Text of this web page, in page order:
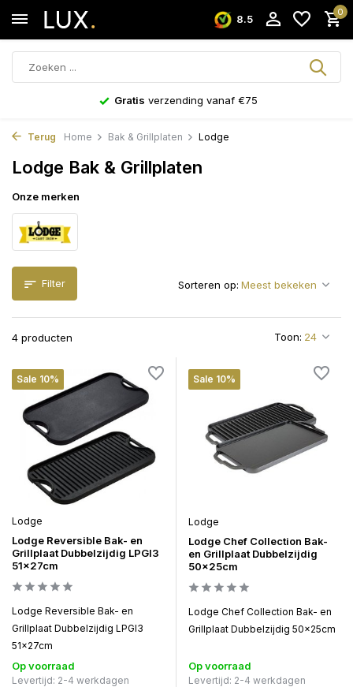
8.5
0
Gratis verzending vanaf €75
Terug Home Bak & Grillplaten Lodge
Lodge Bak & Grillplaten
Onze merken
Filter
4 producten Toon:
Sorteren op:
Sale 10%
Lodge
Lodge Reversible Bak- en
Grillplaat Dubbelzijdig LPGI3
51x27cm
Lodge Reversible Bak- en
Grillplaat Dubbelzijdig LPGI3
51x27cm
Op voorraad
Levertijd: 2-4 werkdagen
Sale 10%
Lodge
Lodge Chef Collection Bak-
en Grillplaat Dubbelzijdig
50x25cm
Lodge Chef Collection Bak- en
Grillplaat Dubbelzijdig 50x25cm
Op voorraad
Levertijd: 2-4 werkdagen